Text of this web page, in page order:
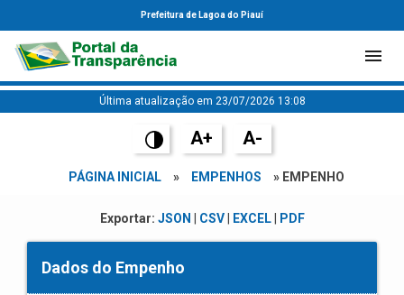
Prefeitura de Lagoa do Piauí
Última atualização em 23/07/2026 13:08
A+ A-
PÁGINA INICIAL » EMPENHOS » EMPENHO
Exportar: JSON CSV| EXCEL| PDF
Dados do Empenho